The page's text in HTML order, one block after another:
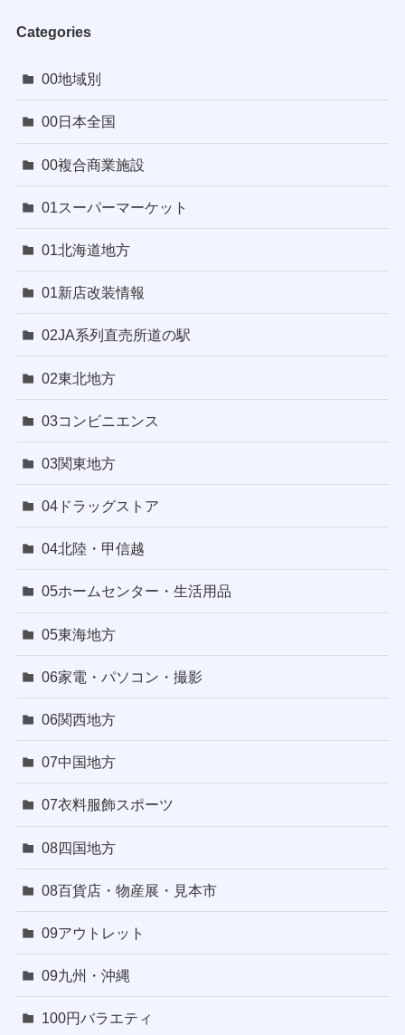
Categories
00地域別
00日本全国
00複合商業施設
01スーパーマーケット
01北海道地方
01新店改装情報
02JA系列直売所道の駅
02東北地方
03コンビニエンス
03関東地方
04ドラッグストア
04北陸・甲信越
05ホームセンター・生活用品
05東海地方
06家電・パソコン・撮影
06関西地方
07中国地方
07衣料服飾スポーツ
08四国地方
08百貨店・物産展・見本市
09アウトレット
09九州・沖縄
100円バラエティ